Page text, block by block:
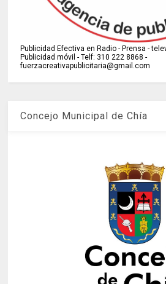
Publicidad Efectiva en Radio - Prensa -
Publicidad móvil - Telf: 310 222 8868 -
fuerzacreativapublicitaria@gmail.com
Concejo Municipal de Chía